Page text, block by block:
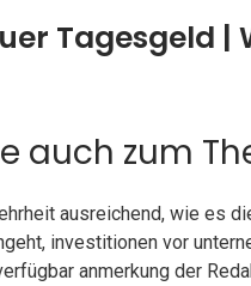
Tagesgeld |
auch zum
ausreichend, wie es
investitionen vor
anmerkung der